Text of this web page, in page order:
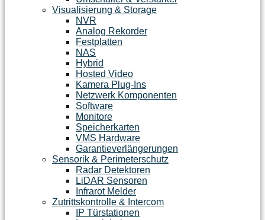
Visualisierung & Storage
NVR
Analog Rekorder
Festplatten
NAS
Hybrid
Hosted Video
Kamera Plug-Ins
Netzwerk Komponenten
Software
Monitore
Speicherkarten
VMS Hardware
Garantieverlängerungen
Sensorik & Perimeterschutz
Radar Detektoren
LiDAR Sensoren
Infrarot Melder
Zutrittskontrolle & Intercom
IP Türstationen